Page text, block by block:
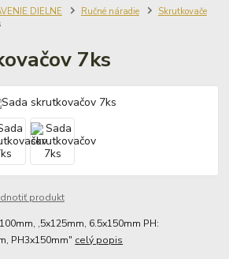
DIELNE Ručné náradie
Skrutkovače
7ks
produkt
,5x125mm, 6.5x150mm PH:
PH3x150mm" celý popis